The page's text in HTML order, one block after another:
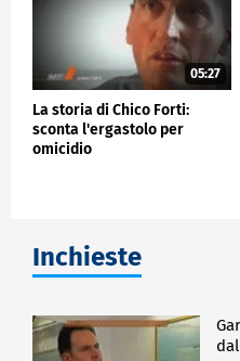
05:27
La storia di Chico Forti:
sconta l'ergastolo per
omicidio
Inchieste